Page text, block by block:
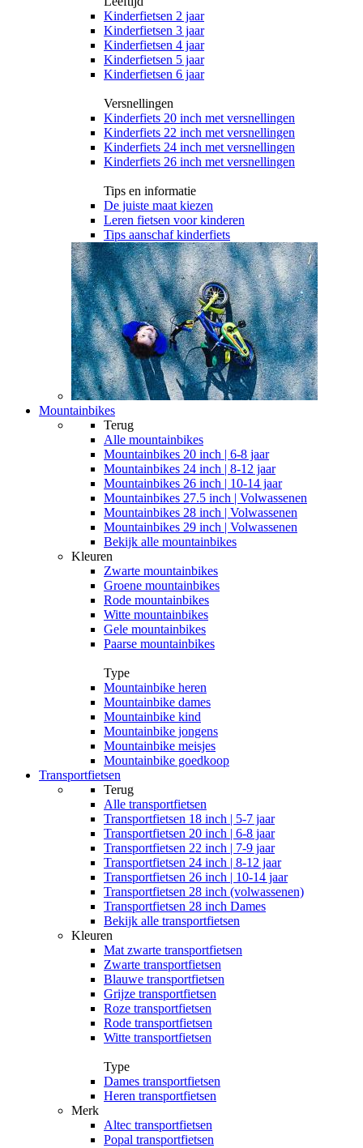
Kinderfietsen 2 jaar
Kinderfietsen 3 jaar
Kinderfietsen 4 jaar
Kinderfietsen 5 jaar
Kinderfietsen 6 jaar
Versnellingen
Kinderfiets 20 inch met versnellingen
Kinderfiets 22 inch met versnellingen
Kinderfiets 24 inch met versnellingen
Kinderfiets 26 inch met versnellingen
Tips en informatie
De juiste maat kiezen
Leren fietsen voor kinderen
Tips aanschaf kinderfiets
Mountainbikes
Terug
Alle mountainbikes
Mountainbikes 20 inch | 6-8 jaar
Mountainbikes 24 inch | 8-12 jaar
Mountainbikes 26 inch | 10-14 jaar
Mountainbikes 27.5 inch | Volwassenen
Mountainbikes 28 inch | Volwassenen
Mountainbikes 29 inch | Volwassenen
Bekijk alle mountainbikes
Kleuren
Zwarte mountainbikes
Groene mountainbikes
Rode mountainbikes
Witte mountainbikes
Gele mountainbikes
Paarse mountainbikes
Type
Mountainbike heren
Mountainbike dames
Mountainbike kind
Mountainbike jongens
Mountainbike meisjes
Mountainbike goedkoop
Transportfietsen
Terug
Alle transportfietsen
Transportfietsen 18 inch | 5-7 jaar
Transportfietsen 20 inch | 6-8 jaar
Transportfietsen 22 inch | 7-9 jaar
Transportfietsen 24 inch | 8-12 jaar
Transportfietsen 26 inch | 10-14 jaar
Transportfietsen 28 inch (volwassenen)
Transportfietsen 28 inch Dames
Bekijk alle transportfietsen
Kleuren
Mat zwarte transportfietsen
Zwarte transportfietsen
Blauwe transportfietsen
Grijze transportfietsen
Roze transportfietsen
Rode transportfietsen
Witte transportfietsen
Type
Dames transportfietsen
Heren transportfietsen
Merk
Altec transportfietsen
Popal transportfietsen